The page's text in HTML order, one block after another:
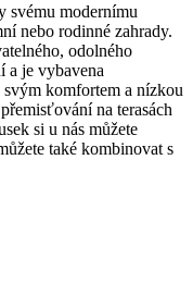
svému modernímu
nebo rodinné zahrady.
odolného
a je vybavena
komfortem a nízkou
na terasách
si u nás můžete
také kombinovat s